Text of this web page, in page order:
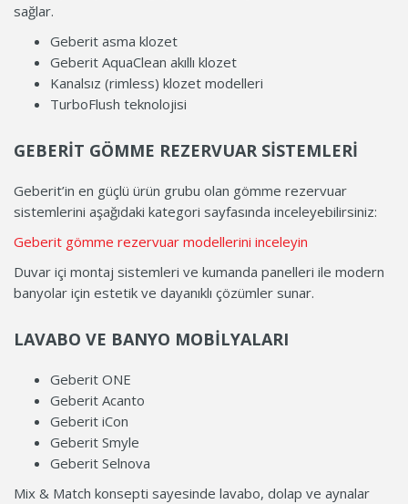
sağlar.
Geberit asma klozet
Geberit AquaClean akıllı klozet
Kanalsız (rimless) klozet modelleri
TurboFlush teknolojisi
GEBERIT GÖMME REZERVUAR SISTEMLERI
Geberit’in en güçlü ürün grubu olan gömme rezervuar
sistemlerini aşağıdaki kategori sayfasında inceleyebilirsiniz:
Geberit gömme rezervuar modellerini inceleyin
Duvar içi montaj sistemleri ve kumanda panelleri ile modern
banyolar için estetik ve dayanıklı çözümler sunar.
LAVABO VE BANYO MOBILYALARI
Geberit ONE
Geberit Acanto
Geberit iCon
Geberit Smyle
Geberit Selnova
Mix & Match konsepti sayesinde lavabo, dolap ve aynalar